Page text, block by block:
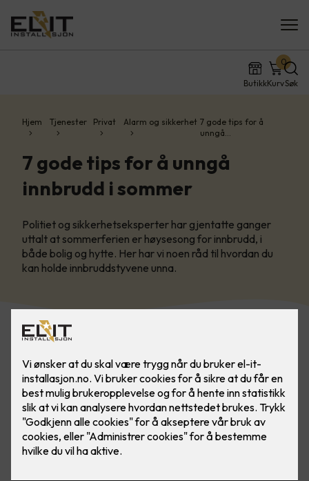
ButikkKurv
0
Søk
Hjem Tjenester Privat Alarm og sikkerhet 7 gode tips for å
unngå…
7 gode tips for å unngå
innbrudd i sommer
Politiet og sikkerhetseksperter har gjentatte ganger
uttalt at sommerferien er høysesong for innbrudd, i
både bolig og hytte. Her har vi noen råd til hvordan du
kan holde innbruddstyvene unna.